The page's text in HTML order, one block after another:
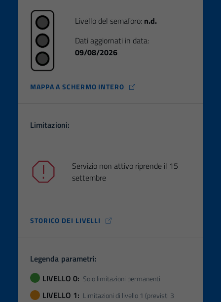
Livello del semaforo: n.d.
Dati aggiornati in data:
09/08/2026
MAPPA A SCHERMO INTERO
Limitazioni:
Servizio non attivo riprende il 15
settembre
STORICO DEI LIVELLI
Legenda parametri:
LIVELLO 0: Solo limitazioni permanenti
LIVELLO 1: Limitazioni di livello 1 (previsti 3